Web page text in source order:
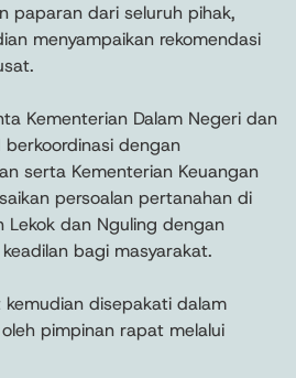
paparan dari seluruh pihak,
menyampaikan rekomendasi
Kementerian Dalam Negeri dan
berkoordinasi dengan
serta Kementerian Keuangan
persoalan pertanahan di
dan Nguling dengan
bagi masyarakat.
disepakati dalam
pimpinan rapat melalui